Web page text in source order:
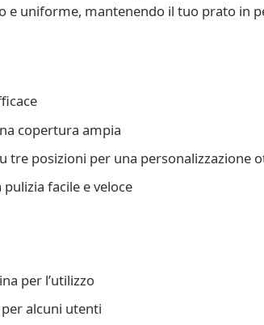
e uniforme, mantenendo il tuo prato in
copertura ampia
tre posizioni per una personalizzazione
facile e veloce
per l’utilizzo
alcuni utenti